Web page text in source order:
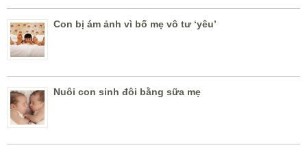
Con bị ám ảnh vì bố mẹ vô tư ‘yêu’
Nuôi con sinh đôi bằng sữa mẹ